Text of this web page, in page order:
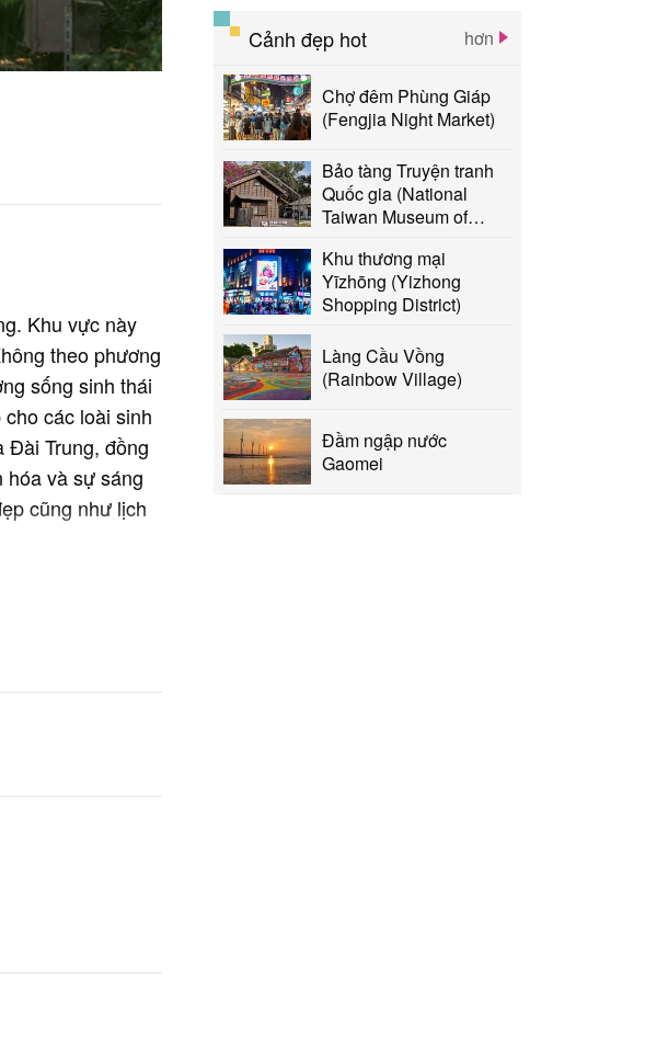
Khu vực này
theo phương
sống sinh thái
các loài sinh
Đài Trung, đồng
hóa và sự sáng
cũng như lịch
Cảnh đẹp hot hơn
Chợ đêm Phùng Giáp
(Fengjia Night Market)
Bảo tàng Truyện tranh
Quốc gia (National
Taiwan Museum of
Khu thương mại
Yīzhōng (Yizhong
Shopping District)
Làng Cầu Vồng
(Rainbow Village)
Đầm ngập nước
Gaomei